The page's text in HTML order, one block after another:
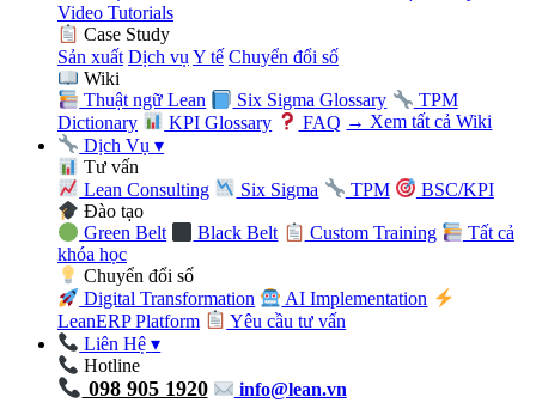
Video Tutorials
Case Study
Sản xuất Dịch vụ Y tế Chuyển đổi số
Wiki
Thuật ngữ Lean
Six Sigma Glossary
TPM
Dictionary
KPI Glossary FAQ → Xem tất cả Wiki
Dịch Vụ▾
Tư vấn
Lean Consulting
Six Sigma TPM
BSC/KPI
Đào tạo
Green Belt
Black Belt Custom Training
Tất cả
khóa học
Chuyển đổi số
Digital Transformation
AI Implementation
LeanERP Platform
Yêu cầu tư vấn
Liên Hệ▾
Hotline
098 905 1920
info@lean.vn